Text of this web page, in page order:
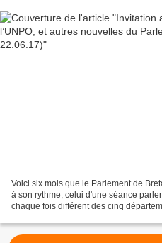
Voici six mois que le Parlement de
à son rythme, celui d'une séance
chaque fois différent des cinq